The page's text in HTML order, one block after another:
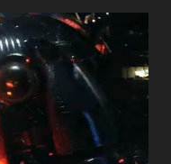
는
모
바
전
쟁